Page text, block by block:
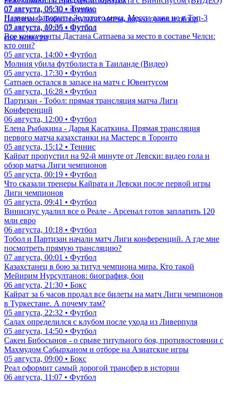
07 августа, 05:30 • Футбол
Партизан - Тобол: результат матча, видео голов и обзор
07 августа, 02:05 • Футбол
еще новости
07 августа, 06:30 • Теннис
Названы фавориты Золотого мяча. Месси даже не в Топ-3
05 августа, 10:36 • Футбол
Все конкуренты Дастана Сатпаева за место в составе Челси:
кто они?
05 августа, 14:00 • Футбол
Молния убила футболиста в Таиланде (Видео)
05 августа, 17:30 • Футбол
Сатпаев остался в запасе на матч с Ювентусом
05 августа, 16:28 • Футбол
Партизан - Тобол: прямая трансляция матча Лиги
Конференций
06 августа, 12:00 • Футбол
Елена Рыбакина - Дарья Касаткина. Прямая трансляция
первого матча казахстанки на Мастерс в Торонто
05 августа, 15:12 • Теннис
Кайрат пропустил на 92-й минуте от Левски: видео гола и
обзор матча Лиги чемпионов
05 августа, 00:19 • Футбол
Что сказали тренеры Кайрата и Левски после первой игры
Лиги чемпионов
05 августа, 09:41 • Футбол
Винисиус удалил все о Реале - Арсенал готов заплатить 120
млн евро
06 августа, 10:18 • Футбол
Тобол и Партизан начали матч Лиги конференций. А где мне
посмотреть прямую трансляцию?
07 августа, 00:01 • Футбол
Казахстанец в бою за титул чемпиона мира. Кто такой
Мейирим Нурсултанов: биография, бои
06 августа, 21:30 • Бокс
Кайрат за 6 часов продал все билеты на матч Лиги чемпионов
в Туркестане. А почему там?
05 августа, 22:32 • Футбол
Салах определился с клубом после ухода из Ливерпуля
05 августа, 14:50 • Футбол
Сакен Бибосынов - о срыве титульного боя, противостоянии с
Махмудом Сабырханом и отборе на Азиатские игры
05 августа, 09:00 • Бокс
Реал оформит самый дорогой трансфер в истории
06 августа, 11:07 • Футбол